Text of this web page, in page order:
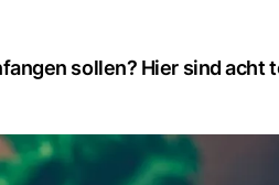
sollen? Hier sind acht